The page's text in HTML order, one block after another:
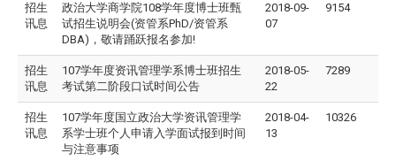
招生
讯息
政治大学商学院108学年度博士班甄
试招生说明会(资管系PhD/资管系
DBA)，敬请踊跃报名参加!
2018-09-
07
9154
招生
讯息
107学年度资讯管理学系博士班招生
考试第二阶段口试时间公告
2018-05-
22
7289
招生
讯息
107学年度国立政治大学资讯管理学
系学士班个人申请入学面试报到时间
与注意事项
2018-04-
13
10326